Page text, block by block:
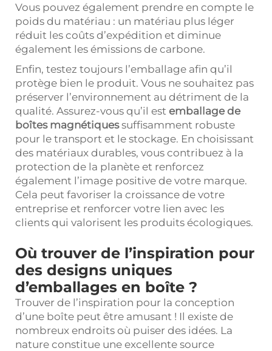
Vous pouvez également prendre en compte le
poids du matériau : un matériau plus léger
réduit les coûts d’expédition et diminue
également les émissions de carbone.
Enfin, testez toujours l’emballage afin qu’il
protège bien le produit. Vous ne souhaitez pas
préserver l’environnement au détriment de la
qualité. Assurez-vous qu’il est emballage de
boîtes magnétiquessuffisamment robuste
pour le transport et le stockage. En choisissant
des matériaux durables, vous contribuez à la
protection de la planète et renforcez
également l’image positive de votre marque.
Cela peut favoriser la croissance de votre
entreprise et renforcer votre lien avec les
clients qui valorisent les produits écologiques.
Où trouver de l’inspiration pour
des designs uniques
d’emballages en boîte ?
Trouver de l’inspiration pour la conception
d’une boîte peut être amusant ! Il existe de
nombreux endroits où puiser des idées. La
nature constitue une excellente source